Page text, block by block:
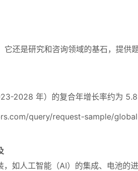
还是研究和咨询领域的基石，提
2028 年）的复合年增长率约为
query/request-sample/
如人工智能（AI）的集成、电池